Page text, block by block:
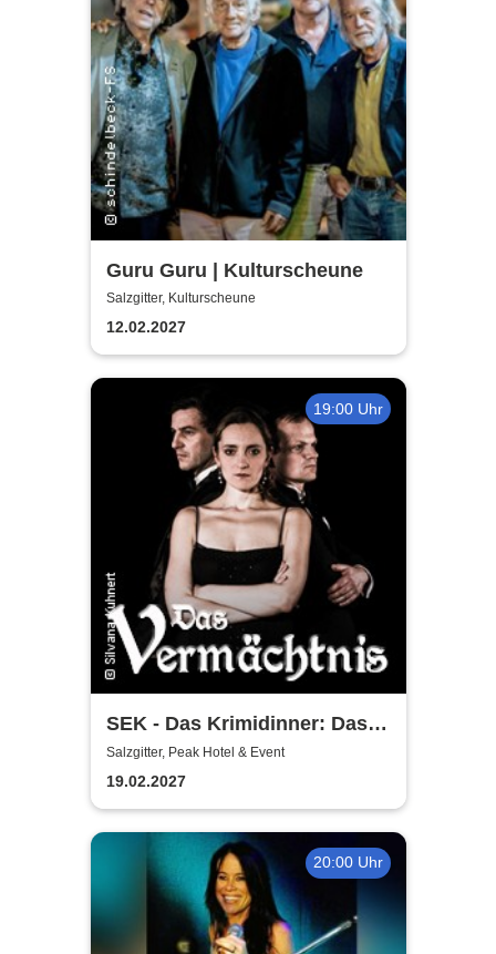
Guru Guru | Kulturscheune
Salzgitter, Kulturscheune
12.02.2027
19:00 Uhr
SEK - Das Krimidinner: Das
Vermächtnis
Salzgitter, Peak Hotel & Event
19.02.2027
20:00 Uhr